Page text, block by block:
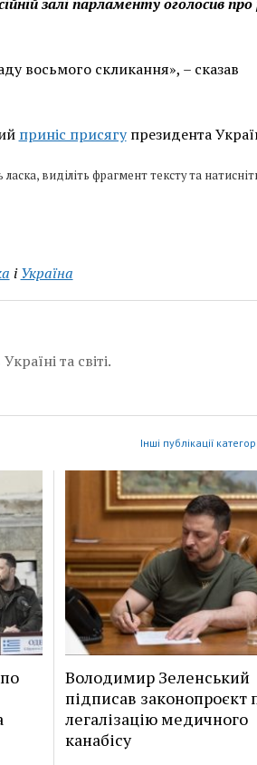
восьмого скликання», – сказав
приніс присягупрезидента
виділіть фрагмент тексту та
іУкраїна
та світі.
Інші публікації
Володимир Зеленський
підписав законопроєкт
легалізацію медичного
канабісу